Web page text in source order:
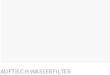
AUFTISCH WASSERFILTER